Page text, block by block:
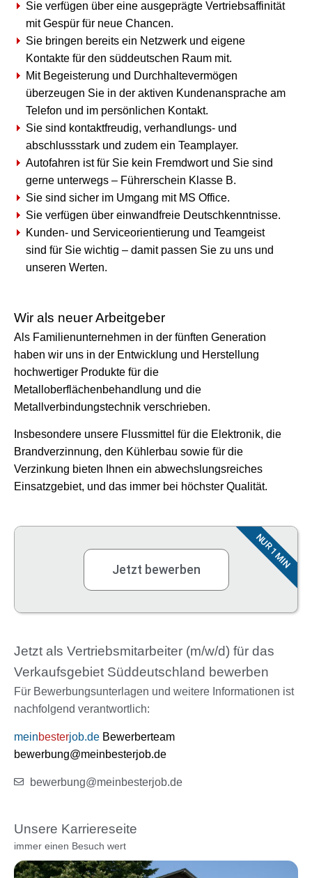
Sie verfügen über eine ausgeprägte Vertriebsaffinität
mit Gespür für neue Chancen.
Sie bringen bereits ein Netzwerk und eigene
Kontakte für den süddeutschen Raum mit.
Mit Begeisterung und Durchhaltevermögen
überzeugen Sie in der aktiven Kundenansprache am
Telefon und im persönlichen Kontakt.
Sie sind kontaktfreudig, verhandlungs- und
abschlussstark und zudem ein Teamplayer.
Autofahren ist für Sie kein Fremdwort und Sie sind
gerne unterwegs – Führerschein Klasse B.
Sie sind sicher im Umgang mit MS Office.
Sie verfügen über einwandfreie Deutschkenntnisse.
Kunden- und Serviceorientierung und Teamgeist
sind für Sie wichtig – damit passen Sie zu uns und
unseren Werten.
Wir als neuer Arbeitgeber
Als Familienunternehmen in der fünften Generation
haben wir uns in der Entwicklung und Herstellung
hochwertiger Produkte für die
Metalloberflächenbehandlung und die
Metallverbindungstechnik verschrieben.
Insbesondere unsere Flussmittel für die Elektronik, die
Brandverzinnung, den Kühlerbau sowie für die
Verzinkung bieten Ihnen ein abwechslungsreiches
Einsatzgebiet, und das immer bei höchster Qualität.
Jetzt bewerben NUR 1 MIN
Jetzt als Vertriebsmitarbeiter (m/w/d) für das
Verkaufsgebiet Süddeutschland bewerben
Für Bewerbungsunterlagen und weitere Informationen ist
nachfolgend verantwortlich:
meinbesterjob.de Bewerberteam
bewerbung@meinbesterjob.de
bewerbung@meinbesterjob.de
Unsere Karriereseite
immer einen Besuch wert